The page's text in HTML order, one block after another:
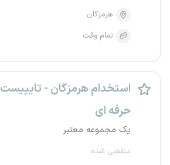
هرمزگان
تمام وقت
استخدام هرمزگان - تایپیست
حرفه ای
یک مجموعه معتبر
منقضی شده